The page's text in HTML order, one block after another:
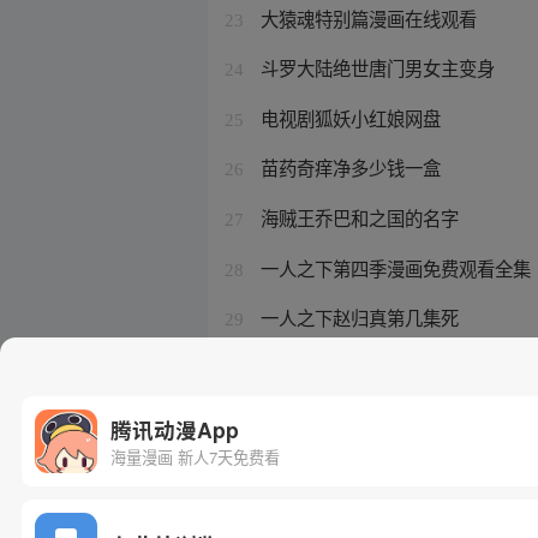
23 大猿魂特别篇漫画在线观看
24 斗罗大陆绝世唐门男女主变身
25 电视剧狐妖小红娘网盘
26 苗药奇痒净多少钱一盒
27 海贼王乔巴和之国的名字
28 一人之下第四季漫画免费观看全集
29 一人之下赵归真第几集死
腾讯动漫App
海量漫画 新人7天免费看